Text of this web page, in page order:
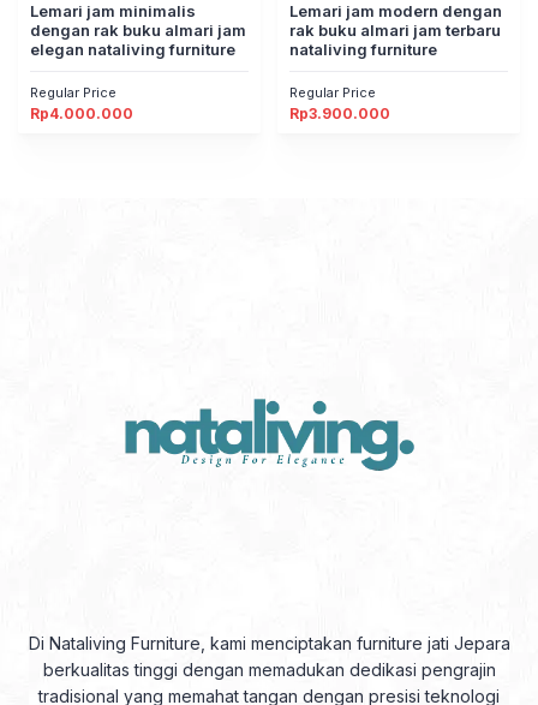
Tangga
Lemari jam minimalis
dengan rak buku almari jam
elegan nataliving furniture
Regular Price
Rp4.000.000
Tangga
Lemari jam modern dengan
rak buku almari jam terbaru
nataliving furniture
Regular Price
Rp3.900.000
Di Nataliving Furniture, kami menciptakan furniture jati Jepara
berkualitas tinggi dengan memadukan dedikasi pengrajin
tradisional yang memahat tangan dengan presisi teknologi